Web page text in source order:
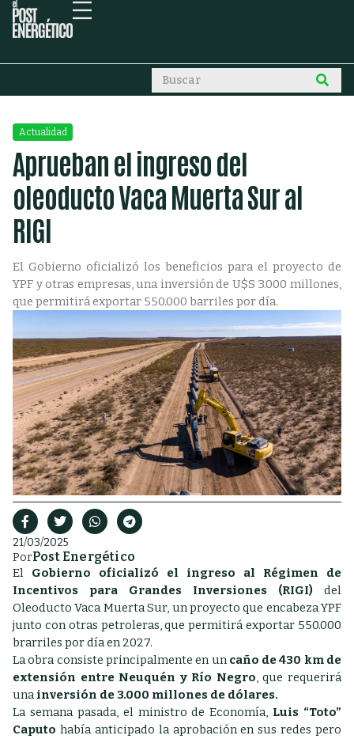
Actualidad
Aprueban el ingreso del
oleoducto Vaca Muerta Sur al
RIGI
El Gobierno oficializó los beneficios para el proyecto de
YPF y otras empresas, una inversión de U$S 3.000 millones,
que permitirá exportar 550.000 barriles por día.
21/03/2025
PorPost Energético
El Gobierno oficializó el ingreso al Régimen de
Incentivos para Grandes Inversiones (RIGI) del
Oleoducto Vaca Muerta Sur, un proyecto que encabeza YPF
junto con otras petroleras, que permitirá exportar 550.000
brarriles por día en 2027.
La obra consiste principalmente en uncaño de 430 km de
extensión entre Neuquén y Río Negro, que requerirá
unainversión de 3.000 millones de dólares.
La semana pasada, el ministro de Economía, Luis “Toto”
Caputo había anticipado la aprobación en sus redes pero